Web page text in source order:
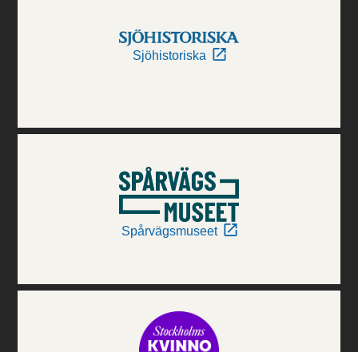
Sjöhistoriska
Spårvägsmuseet